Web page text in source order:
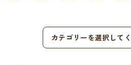
カテゴリーを選択して